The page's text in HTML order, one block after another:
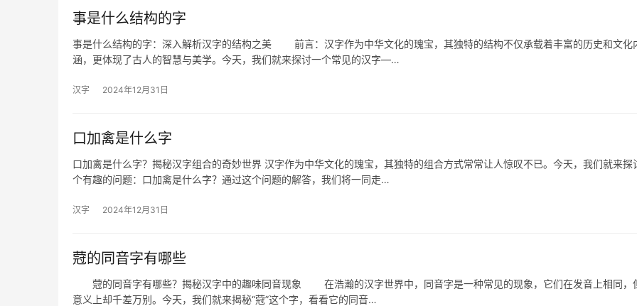
事是什么结构的字
事是什么结构的字：深入解析汉字的结构之美 前言：汉字作为中华文化的瑰宝，其独特的结构不仅承载着丰富的历史和文化
涵，更体现了古人的智慧与美学。今天，我们就来探讨一个常见的汉字—…
汉字 2024年12月31日
口加禽是什么字
口加禽是什么字？揭秘汉字组合的奇妙世界 汉字作为中华文化的瑰宝，其独特的组合方式常常让人惊叹不已。今天，我们就来探
个有趣的问题：口加禽是什么字？通过这个问题的解答，我们将一同走…
汉字 2024年12月31日
蒄的同音字有哪些
蒄的同音字有哪些？揭秘汉字中的趣味同音现象 在浩瀚的汉字世界中，同音字是一种常见的现象，它们在发音上相同，
意义上却千差万别。今天，我们就来揭秘“蒄”这个字，看看它的同音…